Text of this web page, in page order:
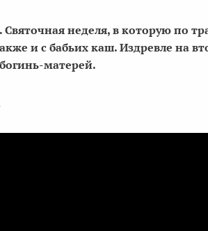
неделя, в которую по
и с бабьих каш. Издревле на
матерей.